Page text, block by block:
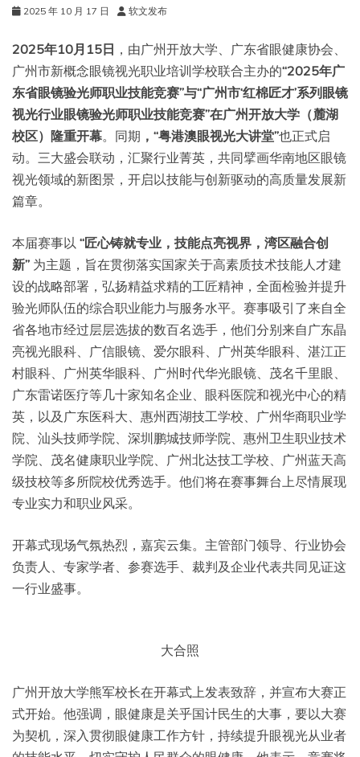
2025 年 10 月 17 日 软文发布
2025年10月15日 ，由广州开放大学、广东省眼健康协会、
广州市新概念眼镜视光职业培训学校联合主办的“2025年广
东省眼镜验光师职业技能竞赛”与“广州市‘红棉匠才’系列眼镜
视光行业眼镜验光师职业技能竞赛”在广州开放大学（麓湖
校区）隆重开幕。同期 ，“粤港澳眼视光大讲堂”也正式启
动。三大盛会联动，汇聚行业菁英，共同擘画华南地区眼镜
视光领域的新图景，开启以技能与创新驱动的高质量发展新
篇章。
本届赛事以 “匠心铸就专业，技能点亮视界，湾区融合创
新” 为主题，旨在贯彻落实国家关于高素质技术技能人才建
设的战略部署，弘扬精益求精的工匠精神，全面检验并提升
验光师队伍的综合职业能力与服务水平。赛事吸引了来自全
省各地市经过层层选拔的数百名选手，他们分别来自广东晶
亮视光眼科、广信眼镜、爱尔眼科、广州英华眼科、湛江正
村眼科、广州英华眼科、广州时代华光眼镜、茂名千里眼、
广东雷诺医疗等几十家知名企业、眼科医院和视光中心的精
英，以及广东医科大、惠州西湖技工学校、广州华商职业学
院、汕头技师学院、深圳鹏城技师学院、惠州卫生职业技术
学院、茂名健康职业学院、广州北达技工学校、广州蓝天高
级技校等多所院校优秀选手。他们将在赛事舞台上尽情展现
专业实力和职业风采。
开幕式现场气氛热烈，嘉宾云集。主管部门领导、行业协会
负责人、专家学者、参赛选手、裁判及企业代表共同见证这
一行业盛事。
大合照
广州开放大学熊军校长在开幕式上发表致辞，并宣布大赛正
式开始。他强调，眼健康是关乎国计民生的大事，要以大赛
为契机，深入贯彻眼健康工作方针，持续提升眼视光从业者